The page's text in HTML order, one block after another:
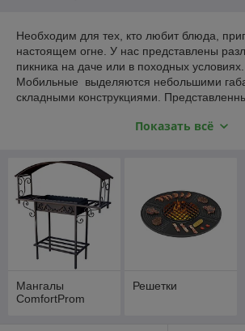
Необходим для тех, кто любит блюда,
настоящем огне. У нас представлены
пикника на даче или в походных условиях.
Мобильные выделяются небольшими
складными конструкциями.
и не занимают много места в багажнике
приготовлении вкусных блюд и украсят
домом.
Показать всё
Мангалы
ComfortProm
Решетки